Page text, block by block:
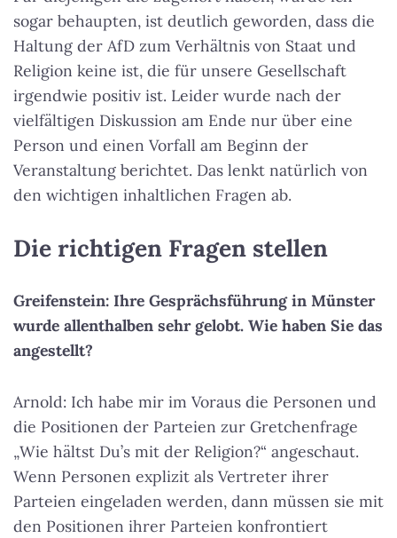
sogar behaupten, ist deutlich geworden, dass die
Haltung der AfD zum Verhältnis von Staat und
Religion keine ist, die für unsere Gesellschaft
irgendwie positiv ist. Leider wurde nach der
vielfältigen Diskussion am Ende nur über eine
Person und einen Vorfall am Beginn der
Veranstaltung berichtet. Das lenkt natürlich von
den wichtigen inhaltlichen Fragen ab.
Die richtigen Fragen stellen
Greifenstein: Ihre Gesprächsführung in Münster
wurde allenthalben sehr gelobt. Wie haben Sie das
angestellt?
Arnold: Ich habe mir im Voraus die Personen und
die Positionen der Parteien zur Gretchenfrage
„Wie hältst Du’s mit der Religion?“ angeschaut.
Wenn Personen explizit als Vertreter ihrer
Parteien eingeladen werden, dann müssen sie mit
den Positionen ihrer Parteien konfrontiert